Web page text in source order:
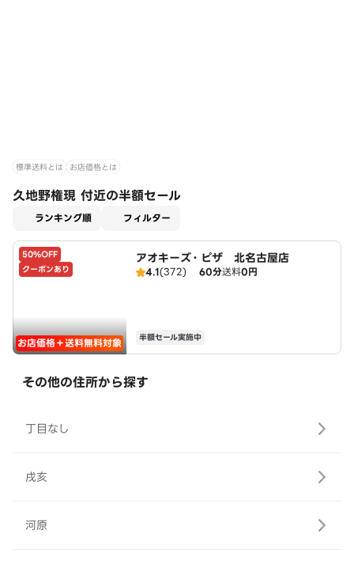
標準送料とは お店価格とは
久地野権現 付近の半額セール
ランキング順 フィルター
50%OFF
クーポンあり
お店価格＋送料無料対象
アオキーズ・ピザ 北名古屋店
4.1(372) 60分送料0円
半額セール実施中
その他の住所から探す
丁目なし
戌亥
河原